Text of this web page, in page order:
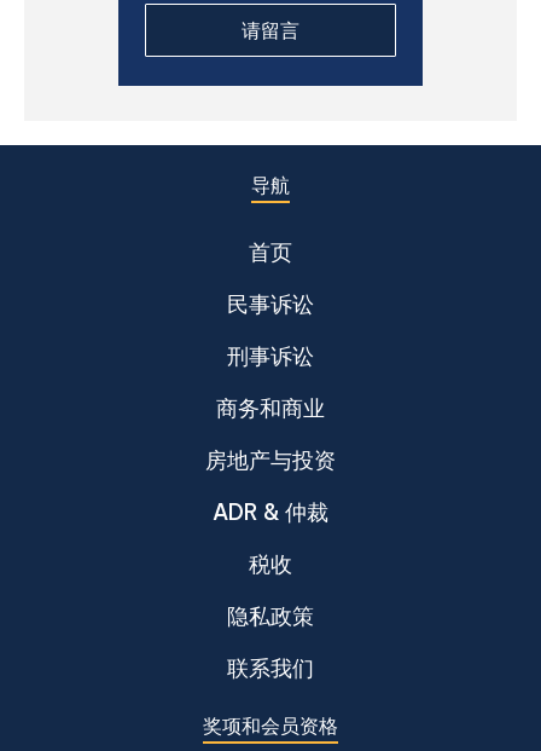
导航
首页
民事诉讼
刑事诉讼
商务和商业
房地产与投资
ADR & 仲裁
税收
隐私政策
联系我们
奖项和会员资格